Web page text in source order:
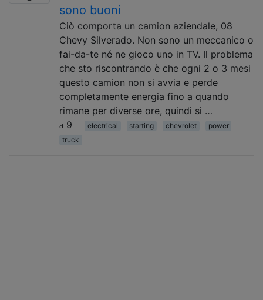
sono buoni
Ciò comporta un camion aziendale, 08
Chevy Silverado. Non sono un meccanico o
fai-da-te né ne gioco uno in TV. Il problema
che sto riscontrando è che ogni 2 o 3 mesi
questo camion non si avvia e perde
completamente energia fino a quando
rimane per diverse ore, quindi si …
9
electrical starting chevrolet
power
truck